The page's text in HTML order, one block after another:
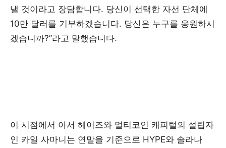
낼 것이라고 장담합니다. 당신이 선택한 자선 단체에
10만 달러를 기부하겠습니다. 당신은 누구를 응원하시
겠습니까?”라고 말했습니다.
이 시점에서 아서 헤이즈와 멀티코인 캐피털의 설립자
인 카일 사마니는 연말을 기준으로 HYPE와 솔라나